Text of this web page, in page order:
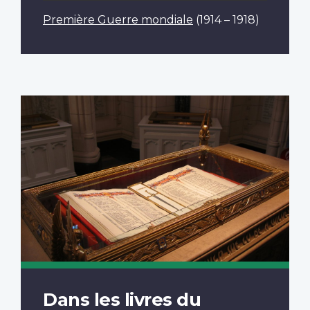
Première Guerre mondiale (1914 – 1918)
Dans les livres du